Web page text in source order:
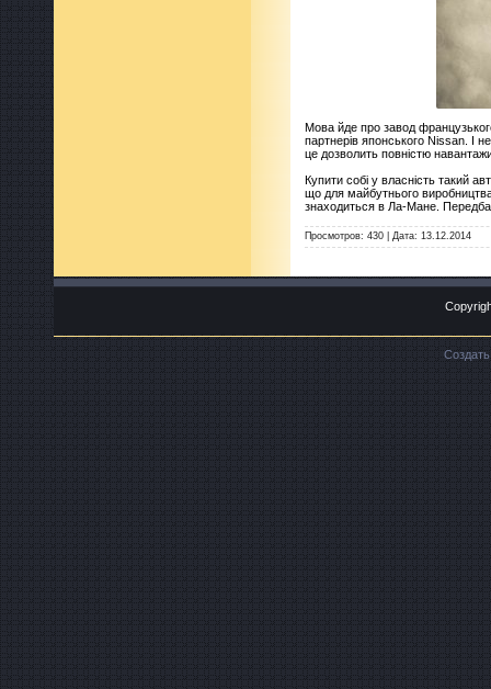
Мова йде про завод
партнерів японського Nissan. І
це дозволить повністю
Купити собі у власність такий
що для майбутнього
знаходиться в Ла-Мане.
Просмотров: 430 Дата: 13.12.2014